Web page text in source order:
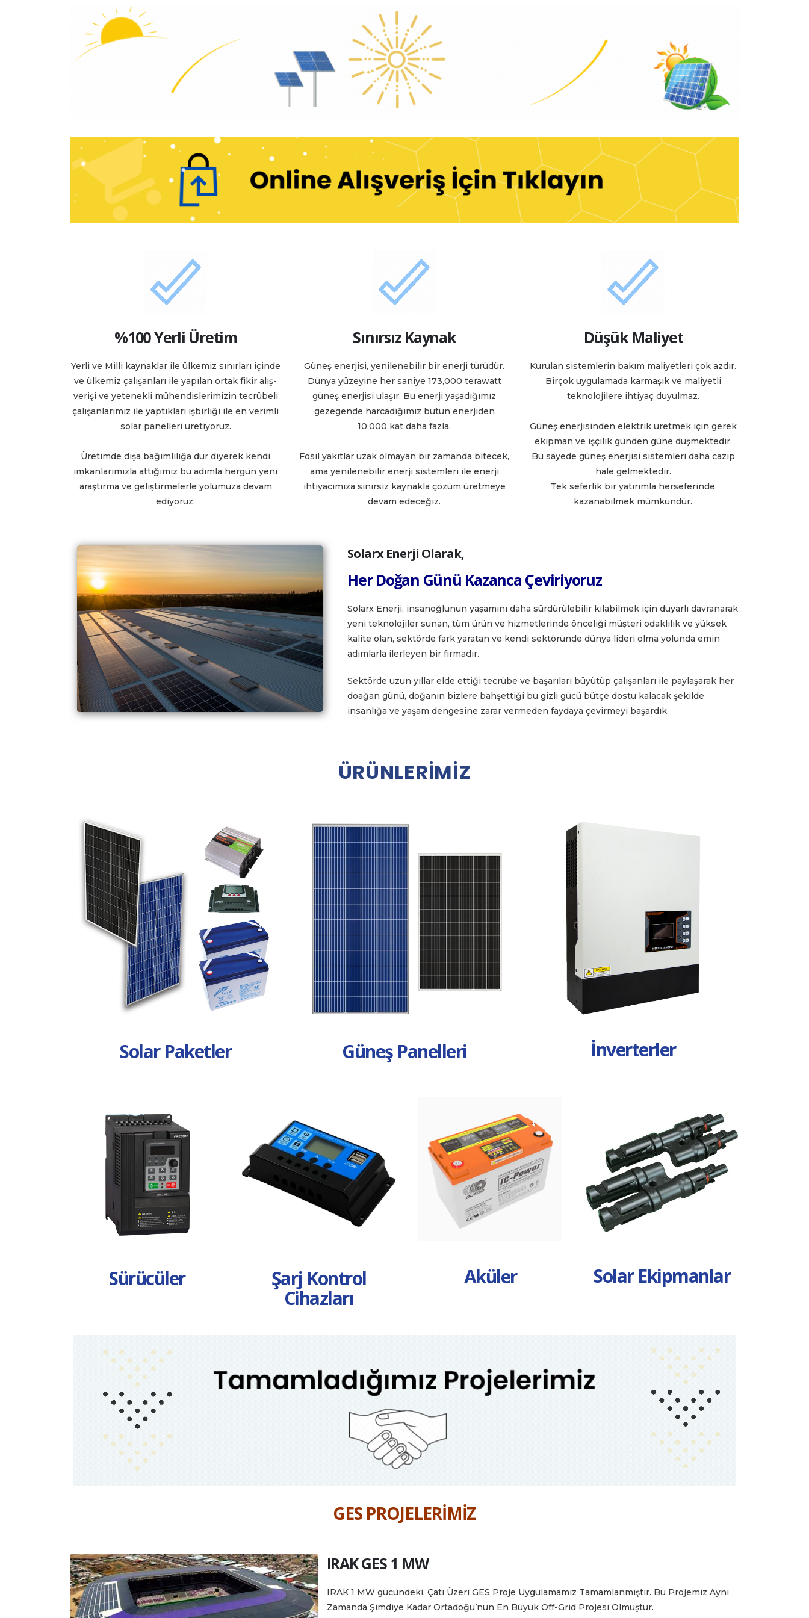
%100 Yerli Üretim
Yerli ve Milli kaynaklar ile ülkemiz sınırları içinde
ve ülkemiz çalışanları ile yapılan ortak fikir alış-
verişi ve yetenekli mühendislerimizin tecrübeli
çalışanlarımız ile yaptıkları işbirliği ile en verimli
solar panelleri üretiyoruz.
Üretimde dışa bağımlılığa dur diyerek kendi
imkanlarımızla attığımız bu adımla hergün yeni
araştırma ve geliştirmelerle yolumuza devam
ediyoruz.
Sınırsız Kaynak
Güneş enerjisi, yenilenebilir bir enerji türüdür.
Dünya yüzeyine her saniye 173,000 terawatt
güneş enerjisi ulaşır. Bu enerji yaşadığımız
gezegende harcadığımız bütün enerjiden
10,000 kat daha fazla.
Fosil yakıtlar uzak olmayan bir zamanda bitecek,
ama yenilenebilir enerji sistemleri ile enerji
ihtiyacımıza sınırsız kaynakla çözüm üretmeye
devam edeceğiz.
Düşük Maliyet
Kurulan sistemlerin bakım maliyetleri çok azdır.
Birçok uygulamada karmaşık ve maliyetli
teknolojilere ihtiyaç duyulmaz.
Güneş enerjisinden elektrik üretmek için gerek
ekipman ve işçilik günden güne düşmektedir.
Bu sayede güneş enerjisi sistemleri daha cazip
hale gelmektedir.
Tek seferlik bir yatırımla herseferinde
kazanabilmek mümkündür.
Solarx Enerji Olarak,
Her Doğan Günü Kazanca Çeviriyoruz
Solarx Enerji, insanoğlunun yaşamını daha sürdürülebilir kılabilmek için duyarlı davranarak
yeni teknolojiler sunan, tüm ürün ve hizmetlerinde önceliği müşteri odaklılık ve yüksek
kalite olan, sektörde fark yaratan ve kendi sektöründe dünya lideri olma yolunda emin
adımlarla ilerleyen bir firmadır.
Sektörde uzun yıllar elde ettiği tecrübe ve başarıları büyütüp çalışanları ile paylaşarak her
doağan günü, doğanın bizlere bahşettiği bu gizli gücü bütçe dostu kalacak şekilde
insanlığa ve yaşam dengesine zarar vermeden faydaya çevirmeyi başardık.
ÜRÜNLERİMİZ
Solar Paketler Güneş Panelleri İnverterler
Sürücüler
Şarj Kontrol
Cihazları
Aküler Solar Ekipmanlar
GES PROJELERİMİZ
IRAK GES 1 MW
IRAK 1 MW gücündeki, Çatı Üzeri GES Proje Uygulamamız Tamamlanmıştır. Bu Projemiz Aynı
Zamanda Şimdiye Kadar Ortadoğu’nun En Büyük Off-Grid Projesi Olmuştur.